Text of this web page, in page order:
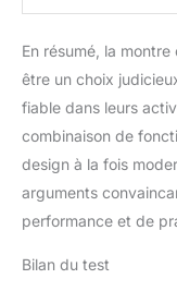
En résumé, la montre
être un choix
fiable dans leurs
combinaison de
design à la fois
arguments
performance et de
Bilan du test